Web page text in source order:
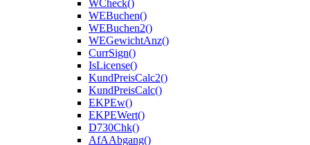
WCheck()
WEBuchen()
WEBuchen2()
WEGewichtAnz()
CurrSign()
IsLicense()
KundPreisCalc2()
KundPreisCalc()
EKPEw()
EKPEWert()
D730Chk()
AfAAbgang()